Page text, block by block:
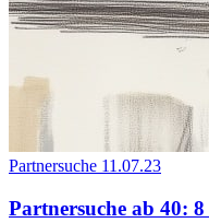
Partnersuche 11.07.23
Partnersuche ab 40: